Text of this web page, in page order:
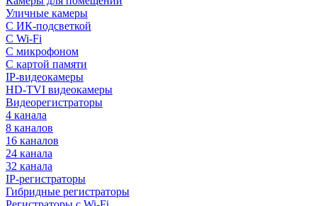
Уличные камеры
С ИК-подсветкой
С Wi-Fi
С микрофоном
С картой памяти
IP-видеокамеры
HD-TVI видеокамеры
Видеорегистраторы
4 канала
8 каналов
16 каналов
24 канала
32 канала
IP-регистраторы
Гибридные регистраторы